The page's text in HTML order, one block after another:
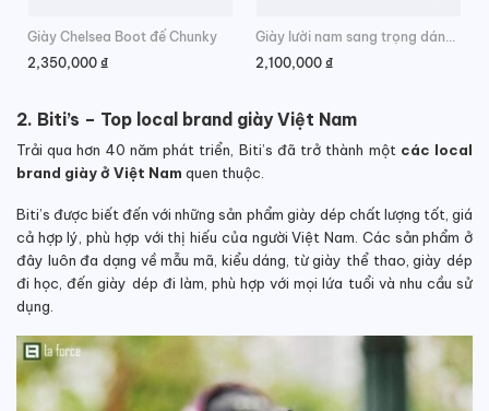
Giày Chelsea Boot đế Chunky
2,350,000 ₫
2,100,000 ₫
2. Biti’s – Top local brand giày Việt Nam
Trải qua hơn 40 năm phát triển, Biti’s đã trở thành một các local
brand giày ở Việt Nam quen thuộc.
Biti’s được biết đến với những sản phẩm giày dép chất lượng tốt, giá
cả hợp lý, phù hợp với thị hiếu của người Việt Nam. Các sản phẩm ở
đây luôn đa dạng về mẫu mã, kiểu dáng, từ giày thể thao, giày dép
đi học, đến giày dép đi làm, phù hợp với mọi lứa tuổi và nhu cầu sử
dụng.